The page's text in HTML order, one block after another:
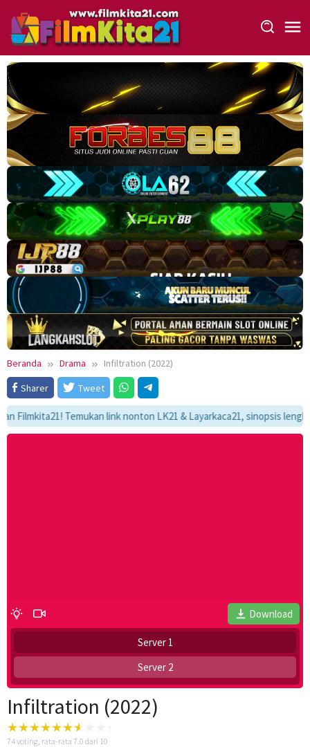
konten
Beranda Drama
Infiltration (2022)
Sharer
Tweet
Temukan link nonton LK21 & Layarkaca21, sinopsis
Download
Server 1
Server 2
Infiltration (2022)
74voting, rata-rata 7.0 dari 10